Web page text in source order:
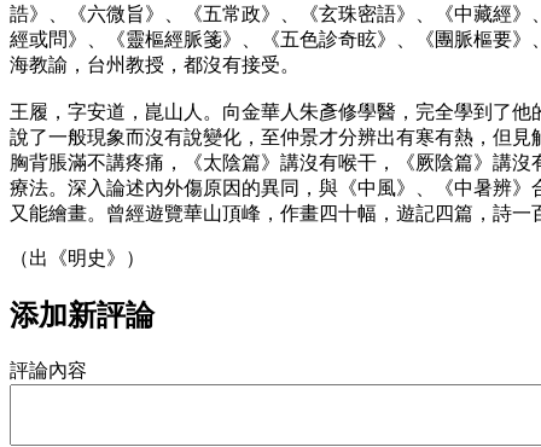
誥》、《六微旨》、《五常政》、《玄珠密語》、《中藏經
經或問》、《靈樞經脈箋》、《五色診奇眩》、《團脈樞要
海教諭，台州教授，都沒有接受。
王履，字安道，崑山人。向金華人朱彥修學醫，完全學到了
說了一般現象而沒有說變化，至仲景才分辨出有寒有熱，但
胸背脹滿不講疼痛，《太陰篇》講沒有喉干，《厥陰篇》講
療法。深入論述內外傷原因的異同，與《中風》、《中暑辨
又能繪畫。曾經遊覽華山頂峰，作畫四十幅，遊記四篇，詩
（出《明史》）
添加新評論
評論內容